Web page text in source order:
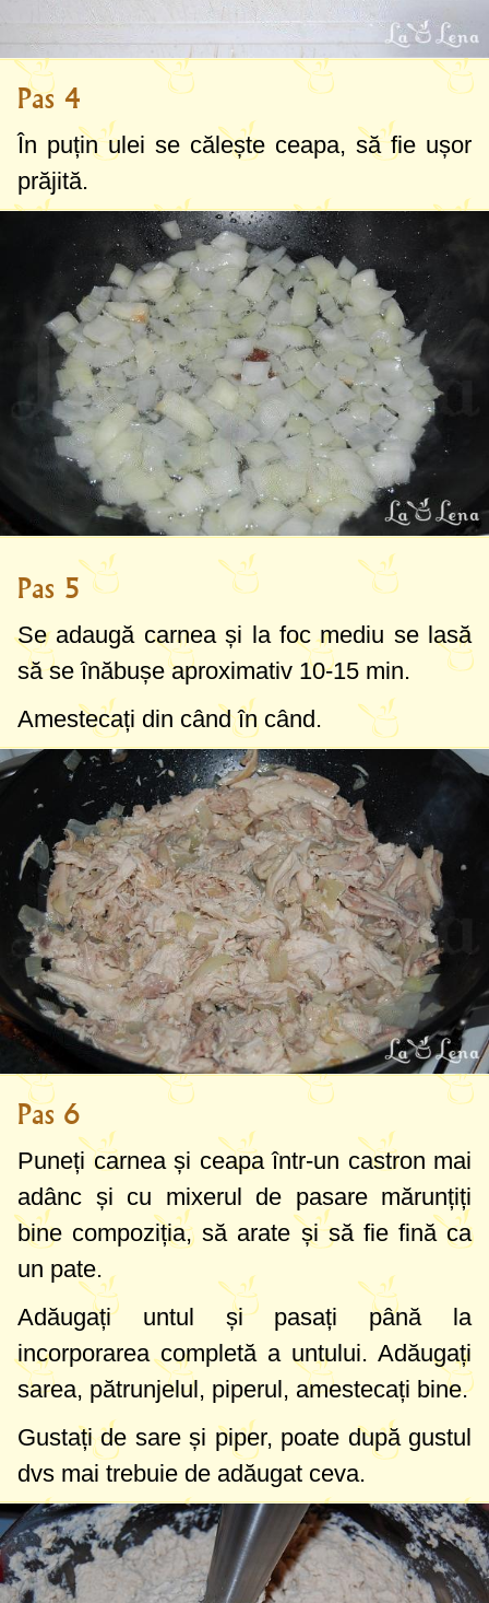
Pas 4
În puțin ulei se călește ceapa, să fie ușor
prăjită.
Pas 5
Se adaugă carnea și la foc mediu se lasă
să se înăbușe aproximativ 10-15 min.
Amestecați din când în când.
Pas 6
Puneți carnea și ceapa într-un castron mai
adânc și cu mixerul de pasare mărunțiți
bine compoziția, să arate și să fie fină ca
un pate.
Adăugați untul și pasați până la
incorporarea completă a untului. Adăugați
sarea, pătrunjelul, piperul, amestecați bine.
Gustați de sare și piper, poate după gustul
dvs mai trebuie de adăugat ceva.